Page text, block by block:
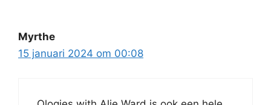
Myrthe
15 januari 2024 om 00:08